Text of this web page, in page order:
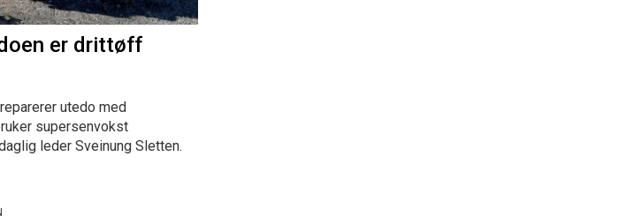
er drittøff
utedo med
supersenvokst
leder Sveinung Sletten.